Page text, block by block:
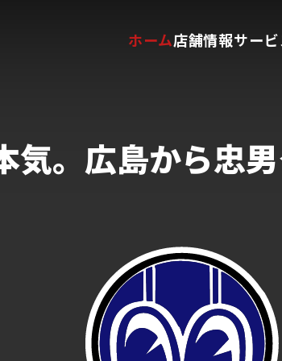
ホーム店舗情報サー
。 広島から忠男